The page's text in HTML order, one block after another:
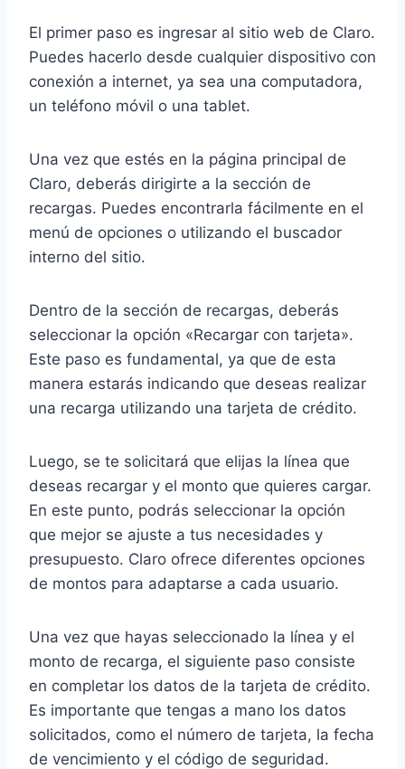
El primer paso es ingresar al sitio web de Claro.
Puedes hacerlo desde cualquier dispositivo con
conexión a internet, ya sea una computadora,
un teléfono móvil o una tablet.
Una vez que estés en la página principal de
Claro, deberás dirigirte a la sección de
recargas. Puedes encontrarla fácilmente en el
menú de opciones o utilizando el buscador
interno del sitio.
Dentro de la sección de recargas, deberás
seleccionar la opción «Recargar con tarjeta».
Este paso es fundamental, ya que de esta
manera estarás indicando que deseas realizar
una recarga utilizando una tarjeta de crédito.
Luego, se te solicitará que elijas la línea que
deseas recargar y el monto que quieres cargar.
En este punto, podrás seleccionar la opción
que mejor se ajuste a tus necesidades y
presupuesto. Claro ofrece diferentes opciones
de montos para adaptarse a cada usuario.
Una vez que hayas seleccionado la línea y el
monto de recarga, el siguiente paso consiste
en completar los datos de la tarjeta de crédito.
Es importante que tengas a mano los datos
solicitados, como el número de tarjeta, la fecha
de vencimiento y el código de seguridad.